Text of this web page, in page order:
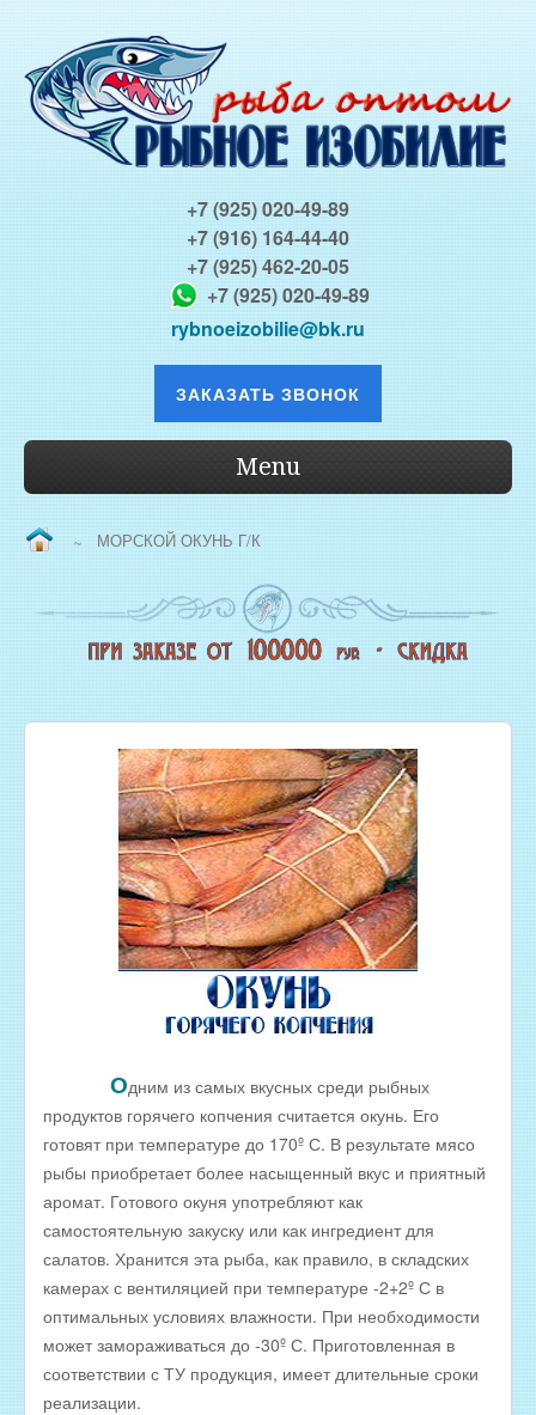
+7 (925) 020-49-89
+7 (916) 164-44-40
+7 (925) 462-20-05
+7 (925) 020-49-89
rybnoeizobilie@bk.ru
ЗАКАЗАТЬ ЗВОНОК
Menu
ВОПРОС/ОТВЕТ
НАША ПРОДУКЦИЯ
НОВЫЙ КОПТИЛЬНЫЙ ЦЕХ
ЖИВАЯ РЫБА
МОРЕПРОДУКТЫ
СОЛЕНАЯ РЫБА
КОПЧЕНАЯ РЫБА
ВЯЛЕНАЯ РЫБА
РЫБНЫЕ СТЕЙКИ ОПТОМ
ПРАЙС-ЛИСТЫ
ОПТОВИКАМ
Оптовые цены на РЫБНЫЕ КОНСЕРВЫ
Оптовые цены на РЫБНЫЕ СТЕЙКИ
Оптовые цены на СВЕЖЕЗАМОРОЖЕННУЮ РЫБУ
Оптовые цены на МОРЕПРОДУКТЫ
Оптовые цены на РЫБНУЮ ИКРУ
~ МОРСКОЙ ОКУНЬ Г/К
Одним из самых вкусных среди рыбных
продуктов горячего копчения считается окунь. Его
готовят при температуре до 170º С. В результате мясо
рыбы приобретает более насыщенный вкус и приятный
аромат. Готового окуня употребляют как
самостоятельную закуску или как ингредиент для
салатов. Хранится эта рыба, как правило, в складских
камерах с вентиляцией при температуре -2+2º С в
оптимальных условиях влажности. При необходимости
может замораживаться до -30º С. Приготовленная в
соответствии с ТУ продукция, имеет длительные сроки
реализации.